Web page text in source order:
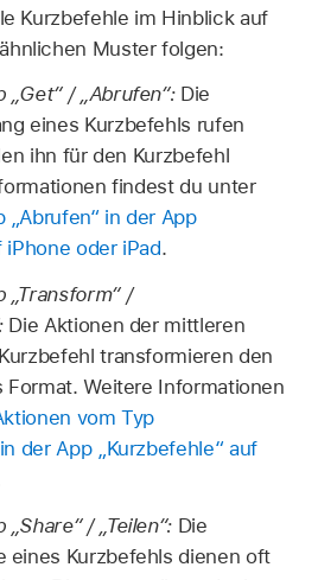
Kurzbefehle im Hinblick auf
Muster folgen:
/ „Abrufen“:Die
eines Kurzbefehls rufen
ihn für den Kurzbefehl
findest du unter
„Abrufen“ in der App
iPhone oder iPad.
„Transform“ /
Die Aktionen der mittleren
transformieren den
Format. Weitere Informationen
vom Typ
der App „Kurzbefehle“ auf
/ „Teilen“: Die
eines Kurzbefehls dienen oft